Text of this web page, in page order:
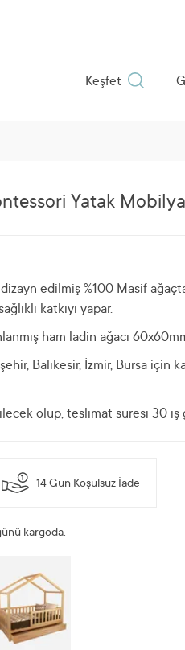
Keşfet
Yatak
edilmiş %100 Masif
katkıyı yapar.
ham ladin ağacı
Balıkesir, İzmir, Bursa için
olup, teslimat süresi 30 iş
14 Gün Koşulsuz İade
kargoda.